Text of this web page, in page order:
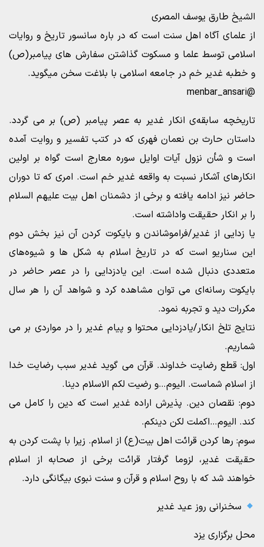
الشیخ طارق یوسف المصری
از علمای آگاه اهل سنت است که در باره سانسور تاریخ و روایات
اسلامی توسط علما و مسکوت گذاشتن سفارش های پیامبر(ص)
و خطبه غدیر خم در جامعه اسلامی با بلاغت سخن میگوید.
@menbar_ansari
تاریخچه سابقه‌ی انکار غدیر به عصر پیامبر (ص) بر می گردد.
داستان حارث بن نعمان فهری که در کتب تفسیر و روایت آمده
است و شأن نزول آیات اوایل سوره معارج است گواه بر اولین
انکارهای آشکار نسبت به واقعه غدیر خم است. امری که تا دوران
حاضر نیز ادامه یافته و برخی از دشمنان اهل بیت علیهم السلام
را بر انکار حقیقت واداشته است.
یا زدایی از غدیر/فراموشاندن و بایکوت کردن آن نیز بخش دوم
این سناریو است که در تاریخ اسلام به شکل ها و شیوه‌های
متعددی دنبال شده است. این یادزدایی را در عصر حاضر در
بایکوت رسانه‌ای می توان مشاهده کرد و شواهد آن را هر سال
مکررات دید و تجربه نمود.
نتایج تلخ انکار/یادزدایی محتوا و پیام غدیر را در مواردی بر می
شماریم.
اول: قطع رضایت خداوند. قرآن می گوید غدیر سبب رضایت خدا
از اسلام شماست. الیوم…و رضیت لکم الاسلام دینا.
دوم: نقصان دین. پذیرش اراده غدیر است که دین را کامل می
کند. الیوم…اکملت لکن دینکم.
سوم: رها کردن قرائت اهل بیت(ع) از اسلام. زیرا با پشت کردن به
حقیقت غدیر، لزوما گرفتار قرائت برخی از صحابه از اسلام
خواهند شد که با روح اسلام و قرآن و سنت نبوی بیگانگی دارد.
سخنرانی روز عید غدیر
محل برگزاری یزد